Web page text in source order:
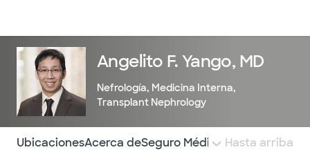
Angelito F. Yango, MD
Nefrología, Medicina Interna,
Transplant Nephrology
Utilice esta navegación para saltar rápidamente a
UbicacionesAcerca deSeguro Médico COMENTARIOS
Hasta arriba